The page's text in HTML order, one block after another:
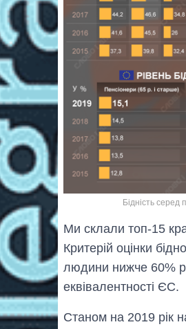
Бідність серед
Ми склали топ-15
Критерій оцінки
людини нижче 60%
еквівалентності ЄС.
Станом на 2019 рік